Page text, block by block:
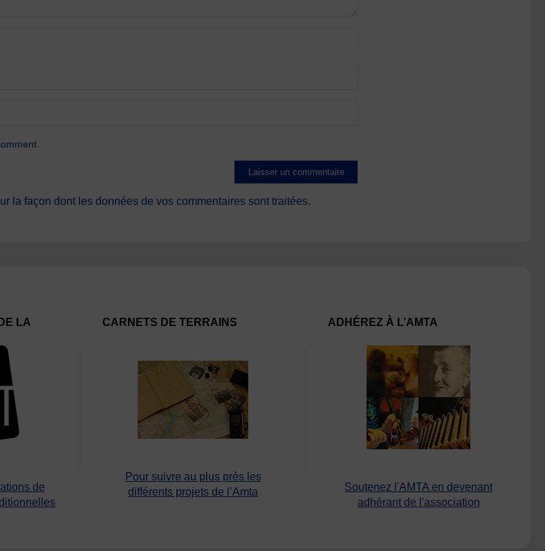
la façon dont les données de vos commentaires sont traitées.
LA
de
CARNETS DE TERRAINS
Pour suivre au plus près les
différents projets de l’Amta
ADHÉREZ À L’AMTA
Soutenez l'AMTA en devenant
adhérant de l'association